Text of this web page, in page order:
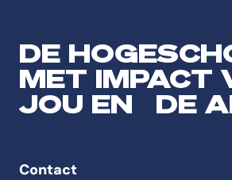
DE
MET IMPACT
JOU EN DE
Contact